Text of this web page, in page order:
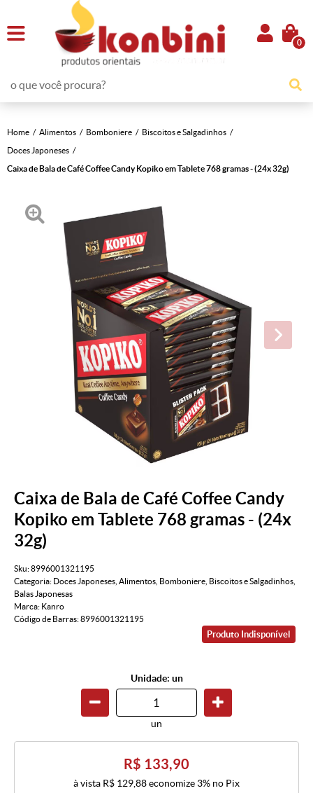
0
Home Alimentos Bomboniere
Biscoitos e Salgadinhos
Doces Japoneses
Caixa de Bala de Café Coffee Candy Kopiko em Tablete 768 gramas - (24x 32g)
Caixa de Bala de Café Coffee Candy
Kopiko em Tablete 768 gramas - (24x
32g)
Sku:8996001321195
Categoria: Doces Japoneses Alimentos Bomboniere Biscoitos e Salgadinhos
Balas Japonesas
Marca: Kanro
Código de Barras:8996001321195
Produto Indisponível
Unidade: un
un
R$ 133,90
à vista R$ 129,88economize 3% no Pix